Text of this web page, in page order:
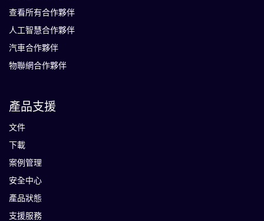
查看所有合作夥伴
人工智慧合作夥伴
汽車合作夥伴
物聯網合作夥伴
產品支援
文件
下載
案例管理
安全中心
產品狀態
支援服務